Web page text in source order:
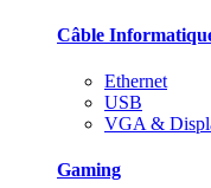
Câble
Ethernet
USB
VGA &
Gaming